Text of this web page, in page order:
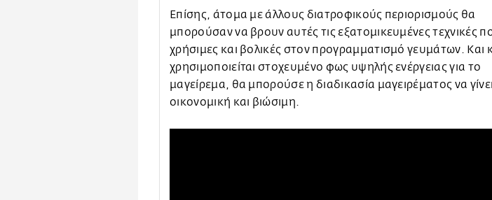
Επίσης, άτομα με άλλους διατροφικούς περιορισμούς θα
μπορούσαν να βρουν αυτές τις εξατομικευμένες τεχνικές
χρήσιμες και βολικές στον προγραμματισμό γευμάτων. Και
χρησιμοποιείται στοχευμένο φως υψηλής ενέργειας για το
μαγείρεμα, θα μπορούσε η διαδικασία μαγειρέματος να
οικονομική και βιώσιμη.